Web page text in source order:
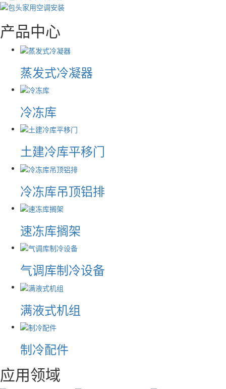
产品中心
蒸发式冷凝器
冷冻库
土建冷库平移门
冷冻库吊顶铝排
速冻库搁架
气调库制冷设备
满液式机组
制冷配件
应用领域